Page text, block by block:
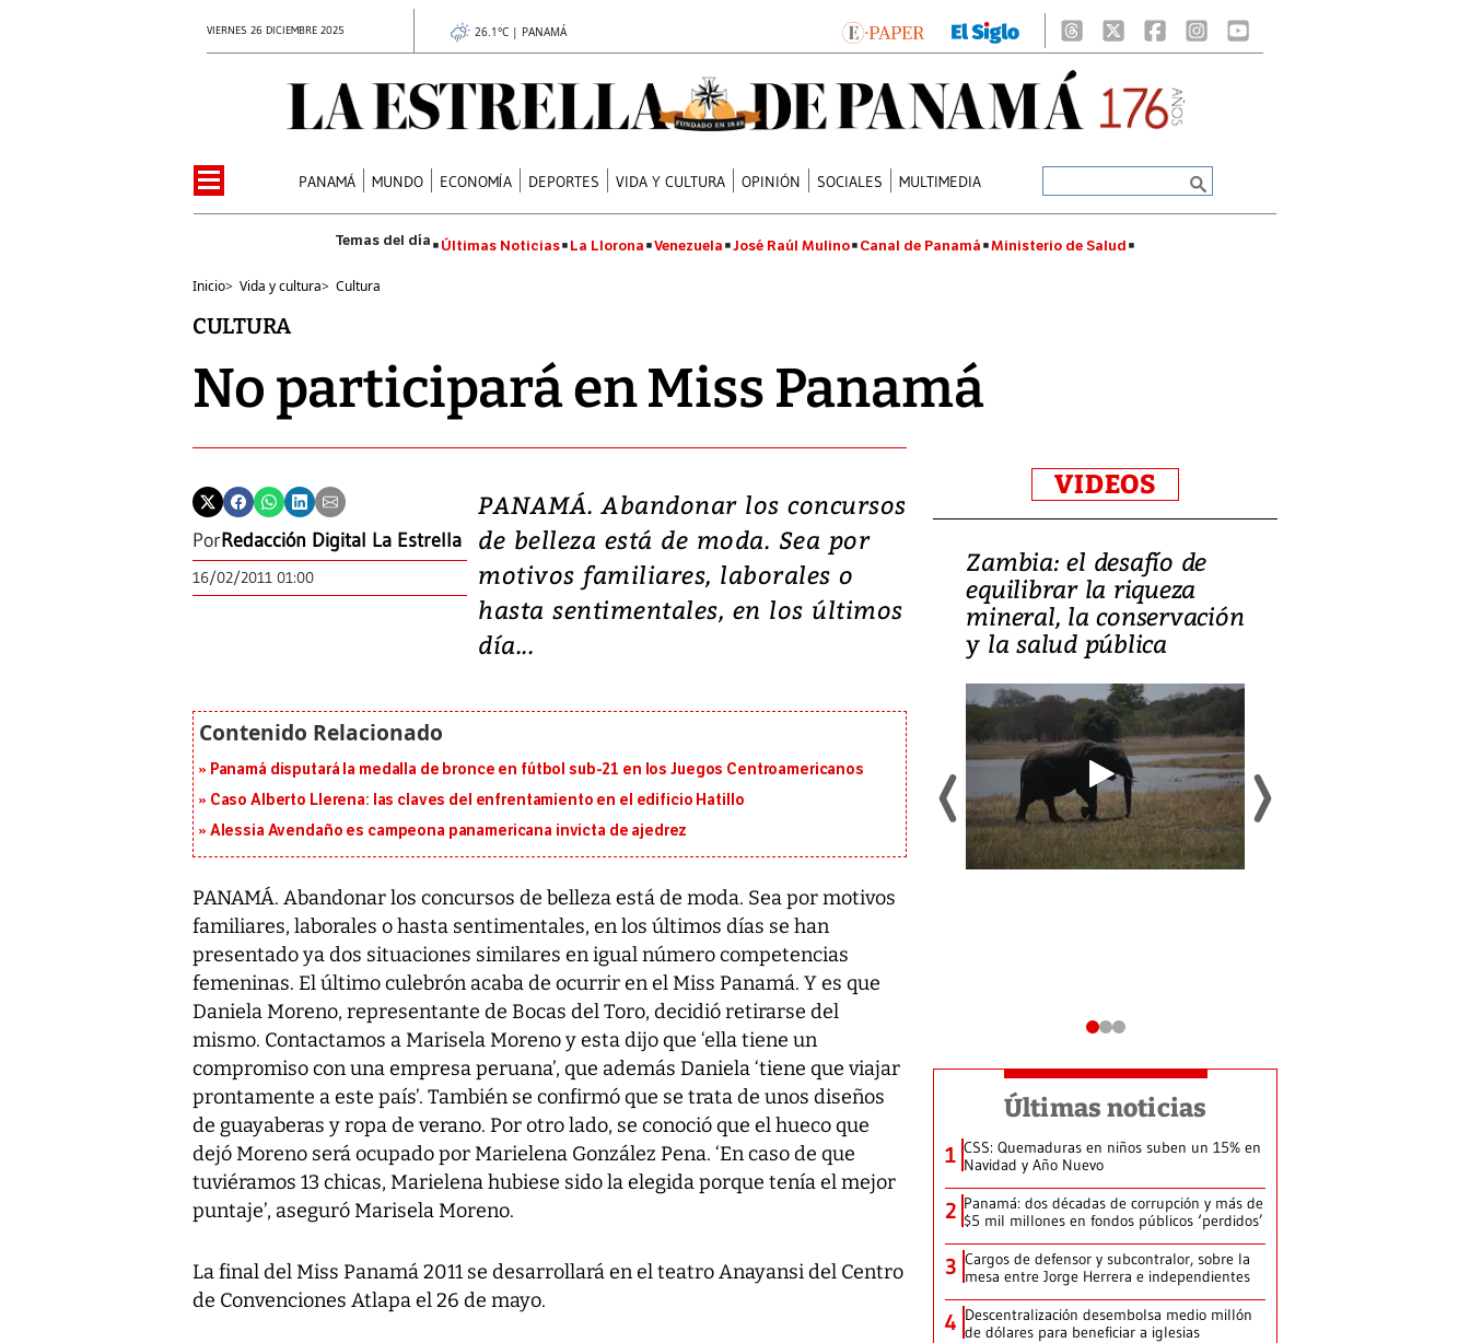
VIERNES 26 DICIEMBRE 2025 26.1°C | PANAMÁ
PANAMÁ MUNDO ECONOMÍA DEPORTES VIDA Y CULTURA OPINIÓN SOCIALES MULTIMEDIA
Últimas Noticias La Llorona Venezuela José Raúl Mulino Canal de Panamá Ministerio de Salud
Inicio> Vida y cultura> Cultura
CULTURA
No participará en Miss Panamá
PorRedacción Digital La Estrella
16/02/2011 01:00
PANAMÁ. Abandonar los concursos
de belleza está de moda. Sea por
motivos familiares, laborales o
hasta sentimentales, en los últimos
día...
Panamá disputará la medalla de bronce en fútbol sub-21 en los Juegos Centroamericanos
Caso Alberto Llerena: las claves del enfrentamiento en el edificio Hatillo
Alessia Avendaño es campeona panamericana invicta de ajedrez
PANAMÁ. Abandonar los concursos de belleza está de moda. Sea por motivos
familiares, laborales o hasta sentimentales, en los últimos días se han
presentado ya dos situaciones similares en igual número competencias
femeninas. El último culebrón acaba de ocurrir en el Miss Panamá. Y es que
Daniela Moreno, representante de Bocas del Toro, decidió retirarse del
mismo. Contactamos a Marisela Moreno y esta dijo que ‘ella tiene un
compromiso con una empresa peruana’, que además Daniela ‘tiene que viajar
prontamente a este país’. También se confirmó que se trata de unos diseños
de guayaberas y ropa de verano. Por otro lado, se conoció que el hueco que
dejó Moreno será ocupado por Marielena González Pena. ‘En caso de que
tuviéramos 13 chicas, Marielena hubiese sido la elegida porque tenía el mejor
puntaje’, aseguró Marisela Moreno.
La final del Miss Panamá 2011 se desarrollará en el teatro Anayansi del Centro
de Convenciones Atlapa el 26 de mayo.
VIDEOS
Video: Zambia y
Panamá, las dos caras
de una realidad minera
operación profundamente
influenciada por su entorno
geográfico y las características del
yacimiento.
Zambia: el desafío de
equilibrar la riqueza
mineral, la conservación
y la salud pública
Últimas noticias
1 CSS: Quemaduras en niños suben un 15% en
Navidad y Año Nuevo
2 Panamá: dos décadas de corrupción y más de
$5 mil millones en fondos públicos ‘perdidos’
3 Cargos de defensor y subcontralor, sobre la
mesa entre Jorge Herrera e independientes
4 Descentralización desembolsa medio millón
de dólares para beneficiar a iglesias